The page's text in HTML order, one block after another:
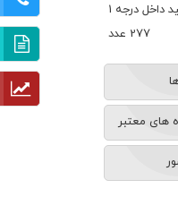
داخل درجه 1
277 عدد
های معتبر